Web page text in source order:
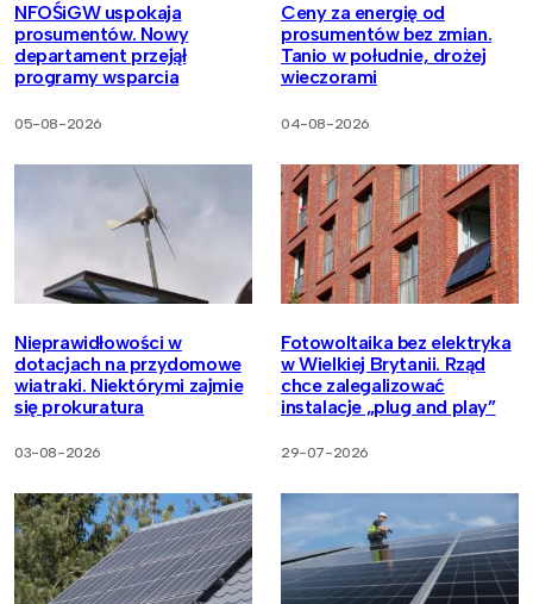
NFOŚiGW uspokaja
prosumentów. Nowy
departament przejął
programy wsparcia
05-08-2026
Ceny za energię od
prosumentów bez zmian.
Tanio w południe, drożej
wieczorami
04-08-2026
Nieprawidłowości w
dotacjach na przydomowe
wiatraki. Niektórymi zajmie
się prokuratura
03-08-2026
Fotowoltaika bez elektryka
w Wielkiej Brytanii. Rząd
chce zalegalizować
instalacje „plug and play”
29-07-2026